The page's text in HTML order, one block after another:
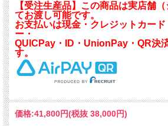
【受注生産品】この商品は実店舗
てお渡し可能です。
お支払いは現金・クレジットカー
ー・
QUICPay・ID・UnionPay・QR決
す。
価格:41,800円(税抜 38,000円)